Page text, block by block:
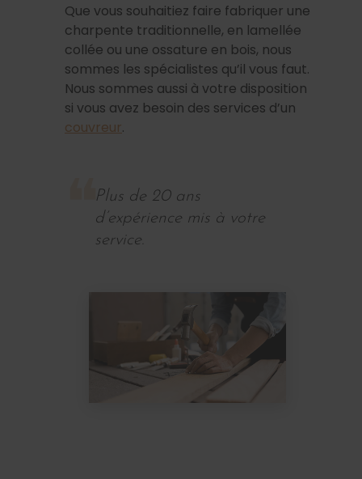
Que vous souhaitiez faire fabriquer une
charpente traditionnelle, en lamellée
collée ou une ossature en bois, nous
sommes les spécialistes qu’il vous faut.
Nous sommes aussi à votre disposition
si vous avez besoin des services d’un
couvreur.
Plus de 20 ans
d’expérience mis à votre
service.